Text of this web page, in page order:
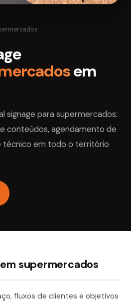
em
signage para supermercados:
conteúdos, agendamento de
técnico em todo o território
supermercados
fluxos de clientes e objetivos